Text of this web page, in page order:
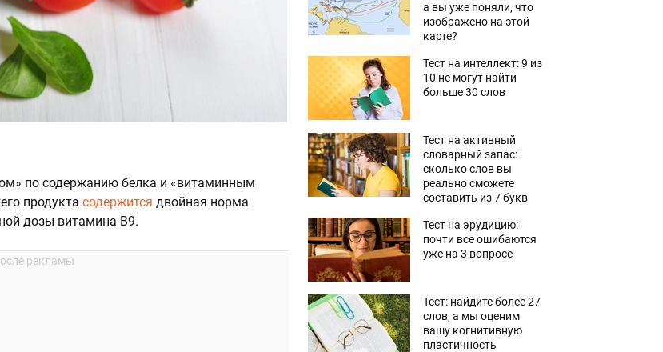
по содержанию белка и «витаминным
продукта содержится двойная норма
дозы витамина B9.
а вы уже поняли, что
изображено на этой
карте?
Тест на интеллект: 9 из
10 не могут найти
больше 30 слов
Тест на активный
словарный запас:
сколько слов вы
реально сможете
составить из 7 букв
Тест на эрудицию:
почти все ошибаются
уже на 3 вопросе
Тест: найдите более 27
слов, а мы оценим
вашу когнитивную
пластичность